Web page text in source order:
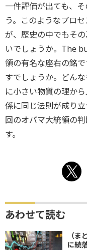
一件評価が出ても、
う。このようなプロ
が、歴史の中でもそ
いでしょうか。The
領の有名な座右の銘
すでしょうか。どん
に小さい物質の理か
係に同じ法則が成り
回のオバマ大統領の
す。
あわせて読む
（
に続